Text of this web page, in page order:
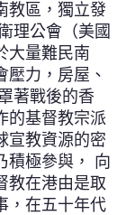
教區，獨立發
理公會（美國
大量難民南
力，房屋、
著戰後的香
的基督教宗派
宣教資源的密
積極參與， 向
教在港由是取
，在五十年代